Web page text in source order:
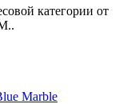
категории от